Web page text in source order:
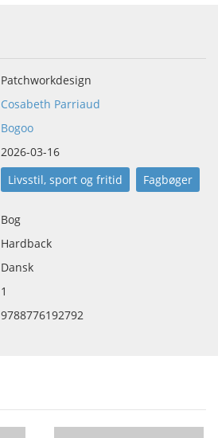
Patchworkdesign
Cosabeth Parriaud
Bogoo
2026-03-16
Livsstil, sport og fritid Fagbøger
Bog
Hardback
Dansk
1
9788776192792